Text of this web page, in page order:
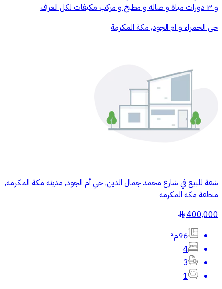
و ٣ دورات مياة و صاله و مطبخ و مركب مكيفات لكل الغرف
حي الحمراء و ام الجود, مكة المكرمة
شقة للبيع في شارع محمد جمال الدين, حي أم الجود, مدينة مكة المكرمة,
منطقة مكة المكرمة
400,000
§
96م²
4
3
1